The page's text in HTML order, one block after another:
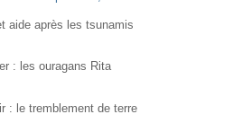
aide après les tsunamis
: les ouragans Rita
: le tremblement de terre